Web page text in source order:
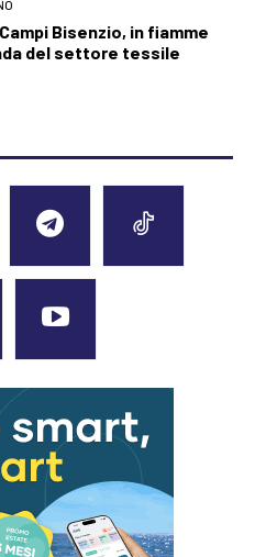
Bisenzio, in fiamme
del settore tessile